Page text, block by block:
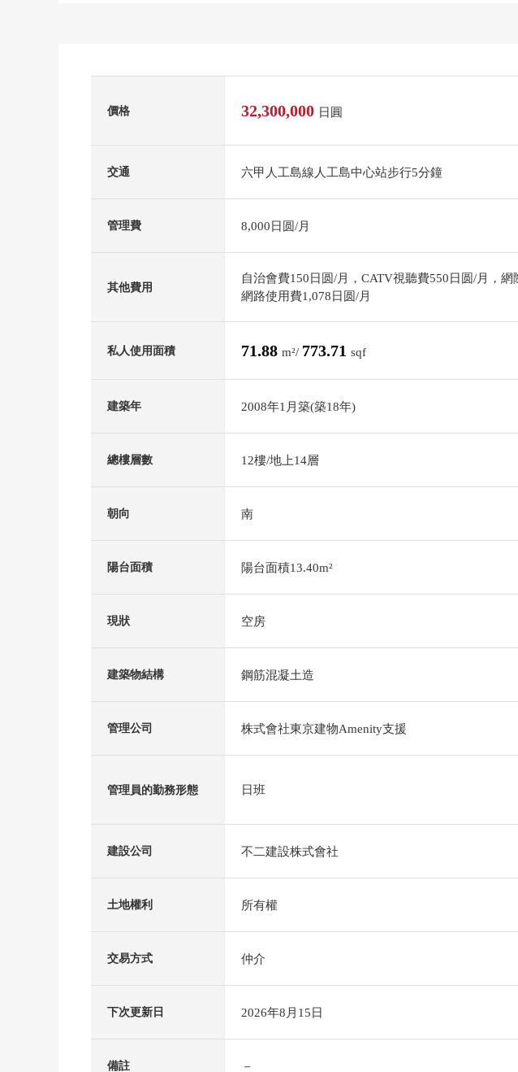
價格 32,300,000 日圓
交通 六甲人工島線人工島中心站步行5分鐘
管理費 8,000日圆/月
其他費用
自治會費150日圆/月，CATV視聽費550日圆/月，網
網路使用費1,078日圆/月
私人使用面積 71.88 m²/ 773.71 sqf
建築年 2008年1月築(築18年)
總樓層數 12樓/地上14層
朝向 南
陽台面積 陽台面積13.40m²
現狀 空房
建築物結構 鋼筋混凝土造
管理公司 株式會社東京建物Amenity支援
管理員的勤務形態 日班
建設公司 不二建設株式會社
土地權利 所有權
交易方式 仲介
下次更新日 2026年8月15日
備註 －